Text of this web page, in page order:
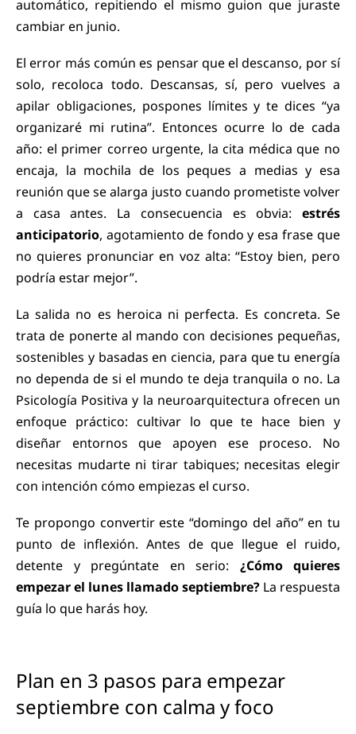
automático, repitiendo el mismo guion que juraste
cambiar en junio.
El error más común es pensar que el descanso, por sí
solo, recoloca todo. Descansas, sí, pero vuelves a
apilar obligaciones, pospones límites y te dices “ya
organizaré mi rutina”. Entonces ocurre lo de cada
año: el primer correo urgente, la cita médica que no
encaja, la mochila de los peques a medias y esa
reunión que se alarga justo cuando prometiste volver
a casa antes. La consecuencia es obvia: estrés
anticipatorio, agotamiento de fondo y esa frase que
no quieres pronunciar en voz alta: “Estoy bien, pero
podría estar mejor”.
La salida no es heroica ni perfecta. Es concreta. Se
trata de ponerte al mando con decisiones pequeñas,
sostenibles y basadas en ciencia, para que tu energía
no dependa de si el mundo te deja tranquila o no. La
Psicología Positiva y la neuroarquitectura ofrecen un
enfoque práctico: cultivar lo que te hace bien y
diseñar entornos que apoyen ese proceso. No
necesitas mudarte ni tirar tabiques; necesitas elegir
con intención cómo empiezas el curso.
Te propongo convertir este “domingo del año” en tu
punto de inflexión. Antes de que llegue el ruido,
detente y pregúntate en serio: ¿Cómo quieres
empezar el lunes llamado septiembre? La respuesta
guía lo que harás hoy.
Plan en 3 pasos para empezar
septiembre con calma y foco